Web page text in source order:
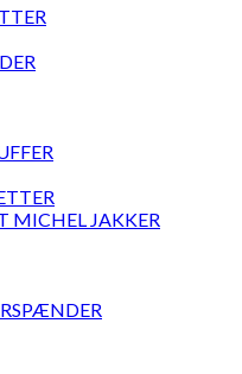
MICHEL JAKKER